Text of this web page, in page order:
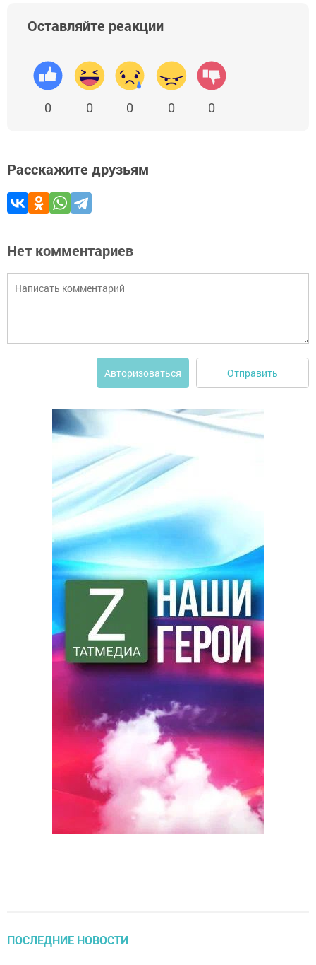
Оставляйте реакции
0 0 0 0 0
Расскажите друзьям
Нет комментариев
Авторизоваться Отправить
ПОСЛЕДНИЕ НОВОСТИ